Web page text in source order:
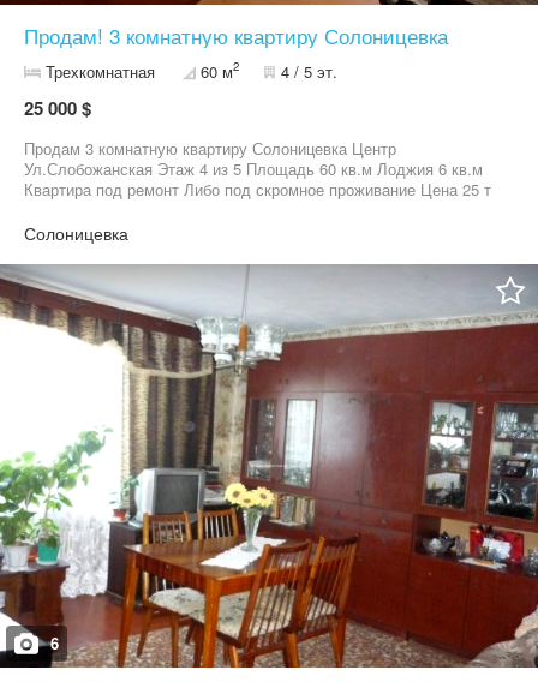
Продам! 3 комнатную квартиру Солоницевка
Трехкомнатная 60 м2 4 / 5 эт.
25 000 $
Продам 3 комнатную квартиру Солоницевка Центр
Ул.Слобожанская Этаж 4 из 5 Площадь 60 кв.м Лоджия 6 кв.м
Квартира под ремонт Либо под скромное проживание Цена 25 т
Солоницевка
6